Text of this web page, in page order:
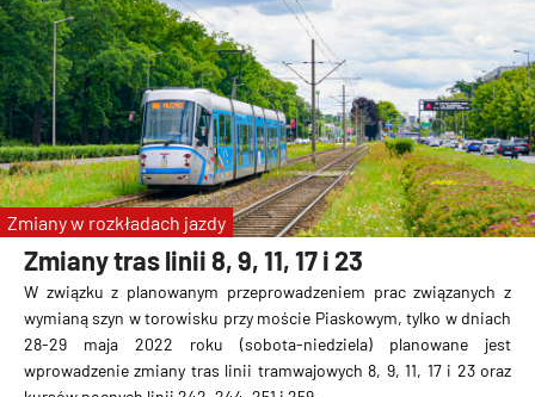
Zmiany tras linii 8, 9, 11, 17 i 23
W związku z planowanym przeprowadzeniem prac związanych z
wymianą szyn w torowisku przy moście Piaskowym, tylko w dniach
28-29 maja 2022 roku (sobota-niedziela) planowane jest
wprowadzenie zmiany tras linii tramwajowych 8, 9, 11, 17 i 23 oraz
Zmiany w rozkładach jazdy